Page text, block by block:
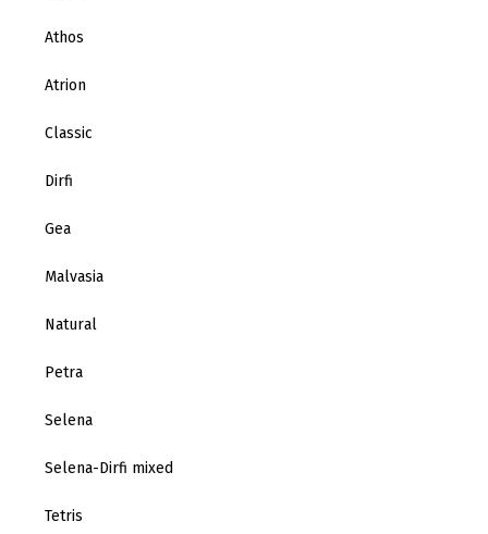
Athos
Atrion
Classic
Dirfi
Gea
Malvasia
Natural
Petra
Selena
Selena-Dirfi mixed
Tetris